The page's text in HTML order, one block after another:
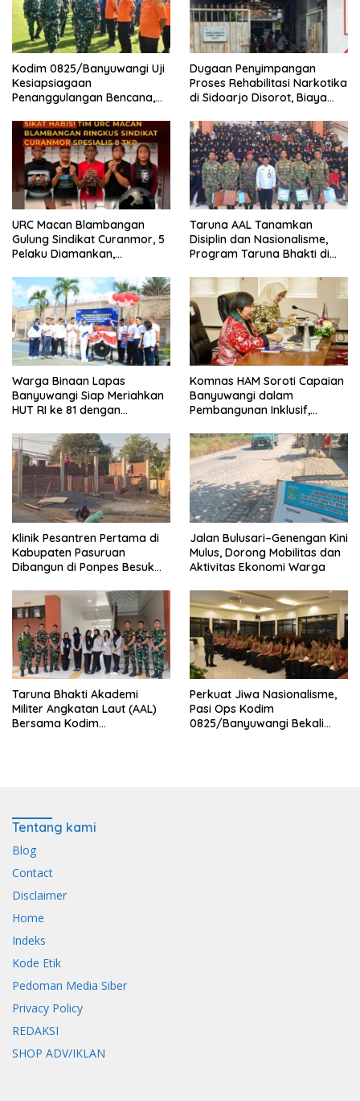
Kodim 0825/Banyuwangi Uji
Kesiapsiagaan
Penanggulangan Bencana,
Dugaan Penyimpangan
Proses Rehabilitasi Narkotika
di Sidoarjo Disorot, Biaya
Rekening Pribadi
URC Macan Blambangan
Gulung Sindikat Curanmor, 5
Pelaku Diamankan,
Banyuwangi
Taruna AAL Tanamkan
Disiplin dan Nasionalisme,
Program Taruna Bhakti di
Warga Binaan Lapas
Banyuwangi Siap Meriahkan
HUT RI ke 81 dengan
Komnas HAM Soroti Capaian
Banyuwangi dalam
Pembangunan Inklusif,
Nasional
Klinik Pesantren Pertama di
Kabupaten Pasuruan
Dibangun di Ponpes Besuk
Kesehatan Santri
Jalan Bulusari–Genengan Kini
Mulus, Dorong Mobilitas dan
Aktivitas Ekonomi Warga
Taruna Bhakti Akademi
Militer Angkatan Laut (AAL)
Bersama Kodim
Perkuat Jiwa Nasionalisme,
Pasi Ops Kodim
0825/Banyuwangi Bekali
Tentang kami
Blog
Contact
Disclaimer
Home
Indeks
Kode Etik
Pedoman Media Siber
Privacy Policy
REDAKSI
SHOP ADV/IKLAN